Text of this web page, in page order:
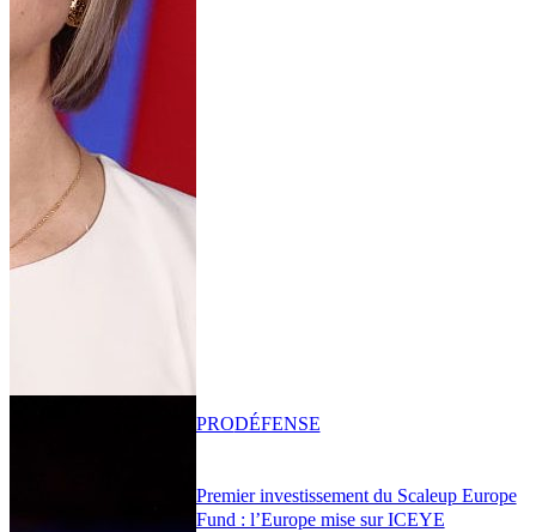
Premier investissement du Scaleup Europe
Fund : l’Europe mise sur ICEYE
PRODÉFENSE